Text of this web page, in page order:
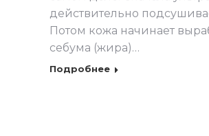
действительно
Потом кожа начинает
себума (жира)…
Подробнее